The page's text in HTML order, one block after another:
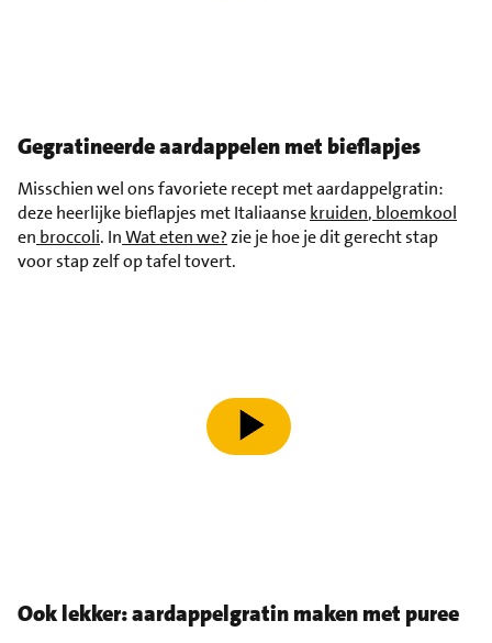
Gegratineerde aardappelen met bieflapjes
Misschien wel ons favoriete recept met aardappelgratin:
deze heerlijke bieflapjes met Italiaansekruiden, bloemkool
en broccoli. InWat eten we?zie je hoe je dit gerecht stap
voor stap zelf op tafel tovert.
speel video af
Ook lekker: aardappelgratin maken met puree